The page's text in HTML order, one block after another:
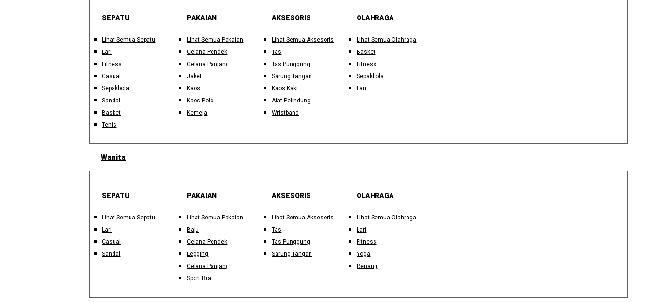
SEPATU
Lihat Semua Sepatu
Lari
Fitness
Casual
Sepakbola
Sandal
Basket
Tenis
PAKAIAN
Lihat Semua Pakaian
Celana Pendek
Celana Panjang
Jaket
Kaos
Kaos Polo
Kemeja
AKSESORIS
Lihat Semua Aksesoris
Tas
Tas Punggung
Sarung Tangan
Kaos Kaki
Alat Pelindung
Wristband
OLAHRAGA
Lihat Semua Olahraga
Basket
Fitness
Sepakbola
Lari
Wanita
SEPATU
Lihat Semua Sepatu
Lari
Casual
Sandal
PAKAIAN
Lihat Semua Pakaian
Baju
Celana Pendek
Legging
Celana Panjang
Sport Bra
AKSESORIS
Lihat Semua Aksesoris
Tas
Tas Punggung
Sarung Tangan
OLAHRAGA
Lihat Semua Olahraga
Lari
Fitness
Yoga
Renang